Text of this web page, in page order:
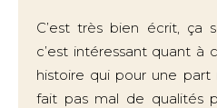
C’est très bien écrit, ça
c’est intéressant quant
histoire qui pour une part
fait pas mal de qualités